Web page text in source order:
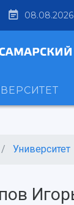
08.08.2026
Университет